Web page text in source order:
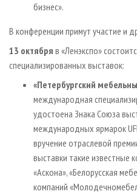
бизнес».
В конференции примут участие и
13 октября в «Ленэкспо»
специализированных выставок:
«Петербургский
международная
удостоена Знака Союза
международных ярмарок
вручение отраслевой
выставки такие известные
«Аскона», «Белорусская
компаний